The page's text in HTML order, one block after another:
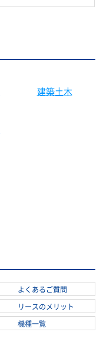
よくあるご質問
リースのメリット
機種一覧